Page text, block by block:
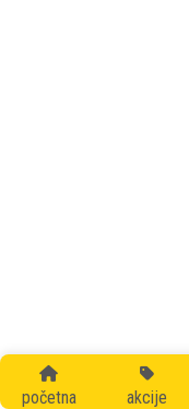
početna akcije